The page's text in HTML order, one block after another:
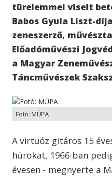
türelemmel viselt
Babos Gyula Liszt-
zeneszerző,
Előadóművészi
a Magyar
Táncművészek
Fotó: MÜPA
A virtuóz gitáros 15
húrokat, 1966-ban
évesen - megnyerte a